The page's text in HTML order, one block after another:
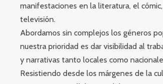
manifestaciones en la literatura, el
televisión.
Abordamos sin complejos los géneros
nuestra prioridad es dar visibilidad al
y narrativas tanto locales como
Resistiendo desde los márgenes de la